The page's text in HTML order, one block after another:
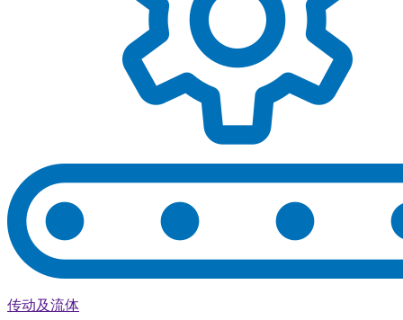
传动及流体